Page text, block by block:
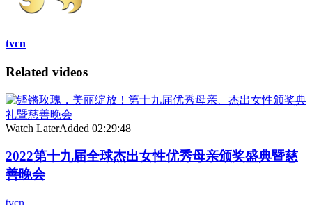
tvcn
Related videos
Watch LaterAdded 02:29:48
2022第十九届全球杰出女性优秀母亲颁奖盛典暨慈
善晚会
tvcn